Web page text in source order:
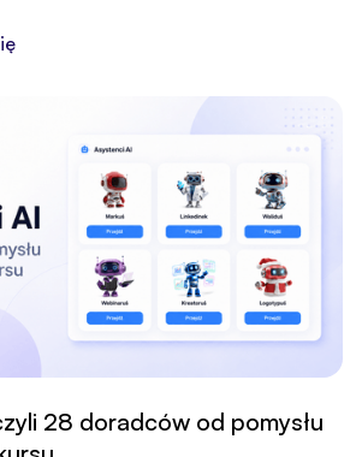
pracujesz po swojemu: filtrujesz,
28 doradców od pomysłu